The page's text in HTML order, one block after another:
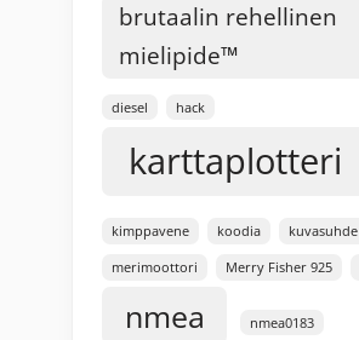
brutaalin rehellinen
mielipide™
diesel hack
karttaplotteri
kimppavene koodia kuvasuhde
merimoottori Merry Fisher 925
nmea nmea0183